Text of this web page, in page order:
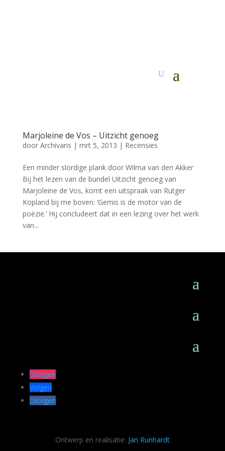
Marjoleine de Vos – Uitzicht genoeg
door Archivaris | mrt 5, 2013 | Recensies
Een minder slordige plank door Wilma van den Akker
Bij het lezen van de bundel Uitzicht genoeg van
Marjoleine de Vos, komt een uitspraak van Rutger
Kopland bij me boven: ‘Gemis is de motor van de
poëzie.’ Hij concludeert dat in een lezing over het werk
van...
Volgen
Volgen
Volgen
Ontwerp en realisatie: Jan Runhardt